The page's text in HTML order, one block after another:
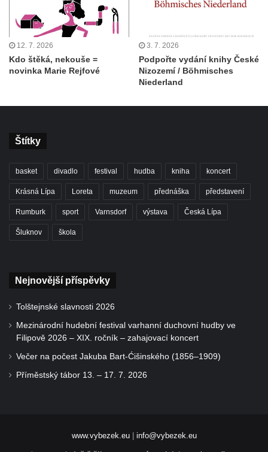
12. 7. 2026
Kdo štěká, nekouše =
novinka Marie Rejfové
3. 7. 2026
Podpořte vydání knihy České
Nizozemí / Böhmisches
Niederland
Štítky
basket divadlo festival hudba kniha koncert
Krásná Lípa Loreta muzeum přednáška představení
Rumburk sport Varnsdorf výstava Česká Lípa
Šluknov škola
Nejnovější příspěvky
Tolštejnské slavnosti 2026
Mezinárodní hudební festival varhanní duchovní hudby ve
Filipově 2026 – XIX. ročník – zahajovací koncert
Večer na počest Jakuba Bart-Ćišinského (1856–1909)
Příměstský tábor 13. – 17. 7. 2026
www.vybezek.eu| info@vybezek.eu